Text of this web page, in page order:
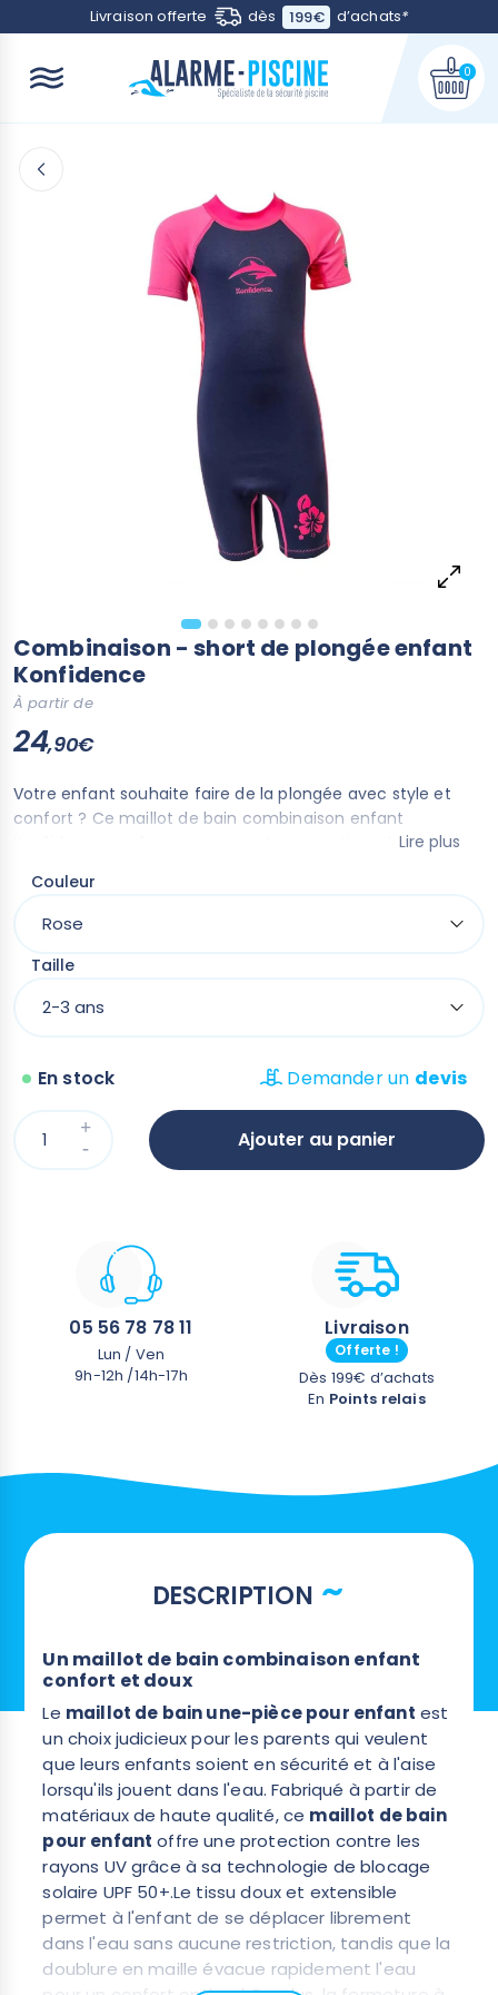
Contactez-nousLivraison offerte dès 199€ d’achats*
0
Combinaison - short de plongée enfant
Konfidence
À partir de
24,90€
Votre enfant souhaite faire de la plongée avec style et
confort ? Ce maillot de bain combinaison enfant
Konfidence est fait pour vous ! Avec son tissu doux et
besoin.
Lire plus
Couleur
Taille
En stock Demander un devis
Ajouter au panier
05 56 78 78 11
Lun / Ven
9h-12h /14h-17h
Livraison
Offerte !
Dès 199€ d’achats
En Points relais
DESCRIPTION
Un maillot de bain combinaison enfant
confort et doux
Le maillot de bain une-pièce pour enfant est
un choix judicieux pour les parents qui veulent
que leurs enfants soient en sécurité et à l'aise
lorsqu'ils jouent dans l'eau. Fabriqué à partir de
matériaux de haute qualité, ce maillot de bain
pour enfant offre une protection contre les
rayons UV grâce à sa technologie de blocage
solaire UPF 50+.Le tissu doux et extensible
permet à l'enfant de se déplacer librement
dans l'eau sans aucune restriction, tandis que la
doublure en maille évacue rapidement l'eau